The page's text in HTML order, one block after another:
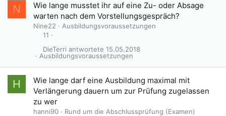
N
Wie lange musstet ihr auf eine Zu- oder Absage
warten nach dem Vorstellungsgespräch?
Nine22
Ausbildungsvoraussetzungen
11
Ausbildungsvoraussetzungen
15.05.2018
DieTerri
H
Wie lange darf eine Ausbildung maximal mit
Verlängerung dauern um zur Prüfung zugelassen
zu wer
hanni90
Rund um die Abschlussprüfung (Examen)